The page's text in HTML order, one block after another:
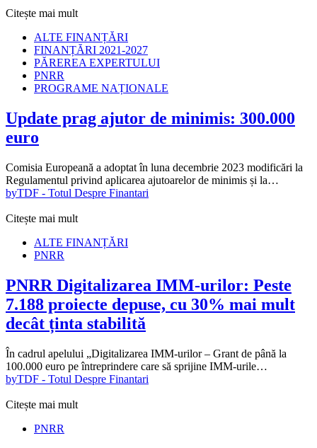
Citește mai mult
ALTE FINANȚĂRI
FINANȚĂRI 2021-2027
PĂREREA EXPERTULUI
PNRR
PROGRAME NAȚIONALE
Update prag ajutor de minimis: 300.000
euro
Comisia Europeană a adoptat în luna decembrie 2023 modificări la
Regulamentul privind aplicarea ajutoarelor de minimis și la…
byTDF - Totul Despre Finantari
Citește mai mult
ALTE FINANȚĂRI
PNRR
PNRR Digitalizarea IMM-urilor: Peste
7.188 proiecte depuse, cu 30% mai mult
decât ținta stabilită
În cadrul apelului „Digitalizarea IMM-urilor – Grant de până la
100.000 euro pe întreprindere care să sprijine IMM-urile…
byTDF - Totul Despre Finantari
Citește mai mult
PNRR